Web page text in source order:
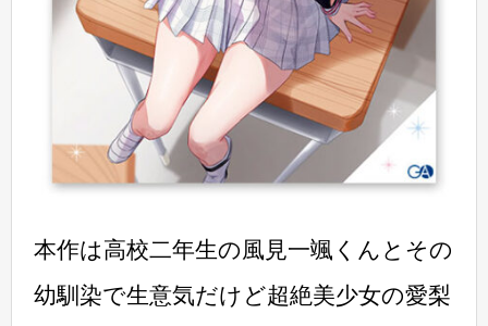
本作は高校二年生の風見一颯くんとその
幼馴染で生意気だけど超絶美少女の愛梨